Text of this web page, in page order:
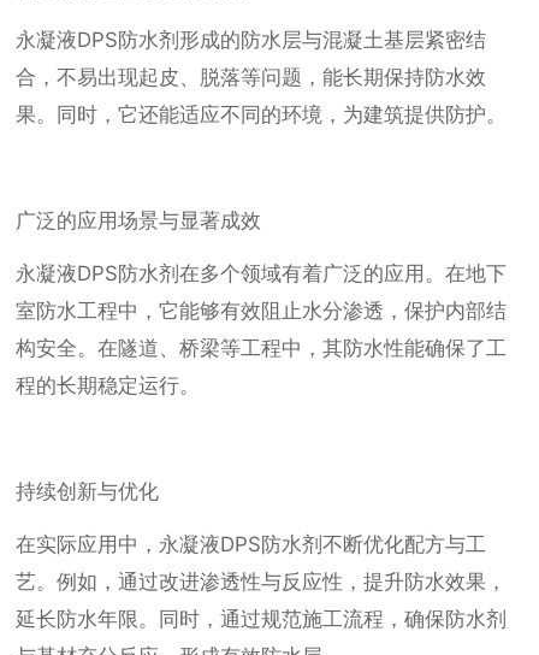
永凝液DPS防水剂形成的防水层与混凝土基层紧密结
合，不易出现起皮、脱落等问题，能长期保持防水效
果。同时，它还能适应不同的环境，为建筑提供防护。
广泛的应用场景与显著成效
永凝液DPS防水剂在多个领域有着广泛的应用。在地下
室防水工程中，它能够有效阻止水分渗透，保护内部结
构安全。在隧道、桥梁等工程中，其防水性能确保了工
程的长期稳定运行。
持续创新与优化
在实际应用中，永凝液DPS防水剂不断优化配方与工
艺。例如，通过改进渗透性与反应性，提升防水效果，
延长防水年限。同时，通过规范施工流程，确保防水剂